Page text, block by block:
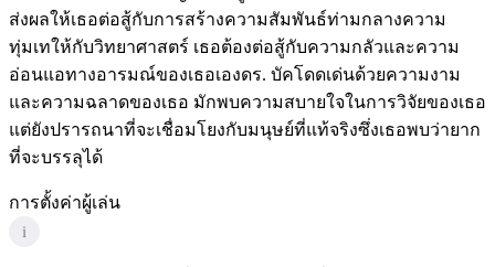
ส่งผลให้เธอต่อสู้กับการสร้างความสัมพันธ์ท่ามกลางความ
ทุ่มเทให้กับวิทยาศาสตร์ เธอต้องต่อสู้กับความกลัวและความ
อ่อนแอทางอารมณ์ของเธอเองดร. บัคโดดเด่นด้วยความงาม
และความฉลาดของเธอ มักพบความสบายใจในการวิจัยของเธอ
แต่ยังปรารถนาที่จะเชื่อมโยงกับมนุษย์ที่แท้จริงซึ่งเธอพบว่ายาก
ที่จะบรรลุได้
การตั้งค่าผู้เล่น
i